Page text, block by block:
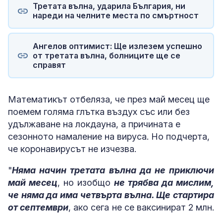
Третата вълна, ударила България, ни
нареди на челните места по смъртност
Ангелов оптимист: Ще излезем успешно
от третата вълна, болниците ще се
справят
Математикът отбеляза, че през май месец ще
поемем голяма глътка въздух със или без
удължаване на локдауна, а причината е
сезонното намаление на вируса. Но подчерта,
че коронавирусът не изчезва.
"Няма начин третата вълна да не приключи
май месец, но изобщо не трябва да мислим,
че няма да има четвърта вълна. Ще стартира
от септември, ако сега не се ваксинират 2 млн.